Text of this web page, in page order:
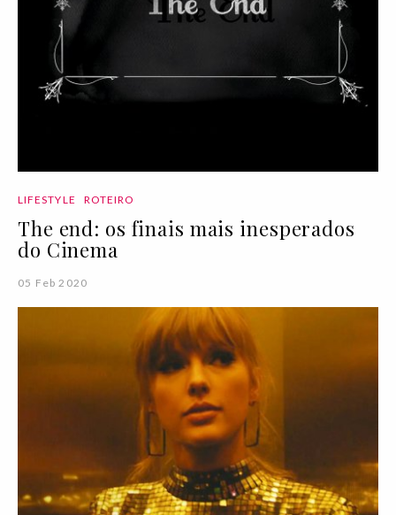
LIFESTYLE ROTEIRO
The end: os finais mais inesperados
do Cinema
05 Feb 2020